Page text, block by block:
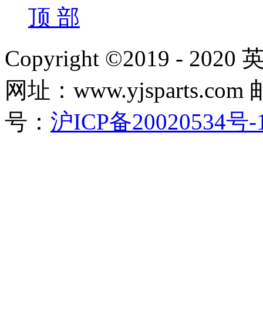
顶 部
Copyright ©2019 - 2020
网址：www.yjsparts.com
号： 沪ICP备20020534号-